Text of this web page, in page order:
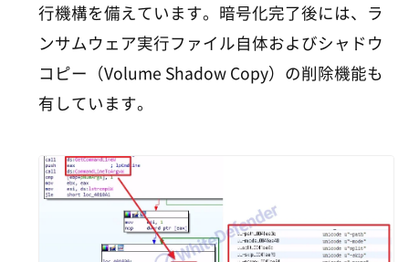
行機構を備えています。暗号化完了後には、ラ
ンサムウェア実行ファイル自体およびシャドウ
コピー（Volume Shadow Copy）の削除機能も
有しています。